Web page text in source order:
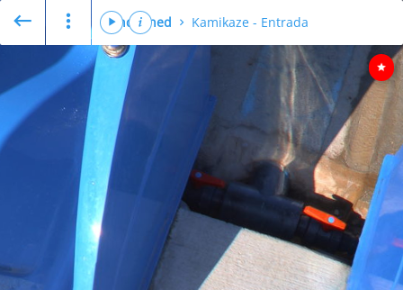
undefined Kamikaze - Entrada